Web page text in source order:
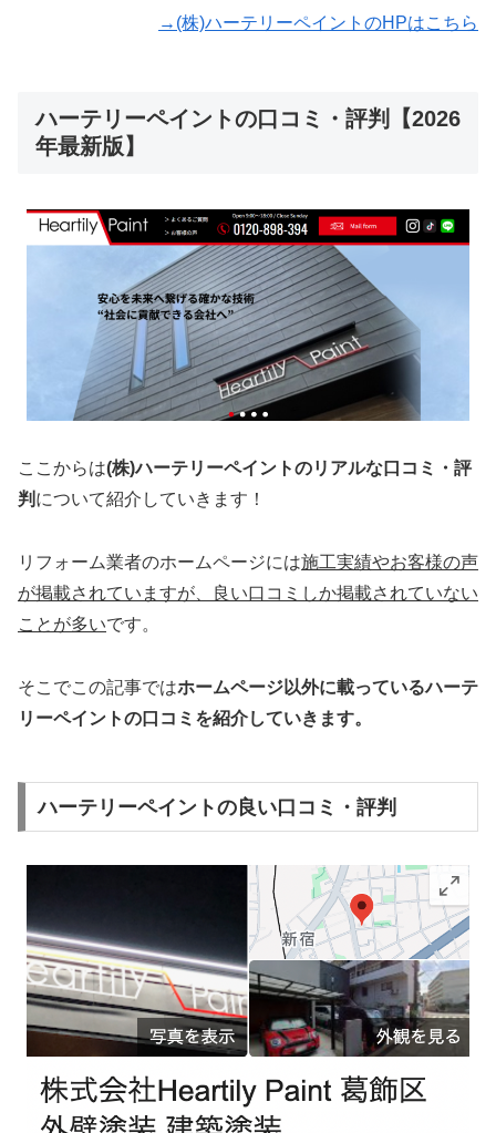
→(株)ハーテリーペイントのHPはこちら
ハーテリーペイントの口コミ・評判【2026
年最新版】
ここからは(株)ハーテリーペイントのリアルな口コミ・評
判 について紹介していきます！
リフォーム業者のホームページには施工実績やお客様の声
が掲載されていますが、
良い口コミしか掲載されていない
ことが多いです。
そこでこの記事ではホームページ以外に載っているハーテ
リーペイントの口コミを紹介していきます。
ハーテリーペイントの良い口コミ・評判